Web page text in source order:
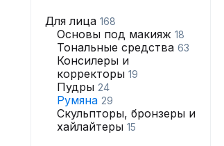
Для лица 168
Основы под макияж 18
Тональные средства 63
Консилеры и
корректоры 19
Пудры 24
Румяна 29
Скульпторы, бронзеры и
хайлайтеры 15